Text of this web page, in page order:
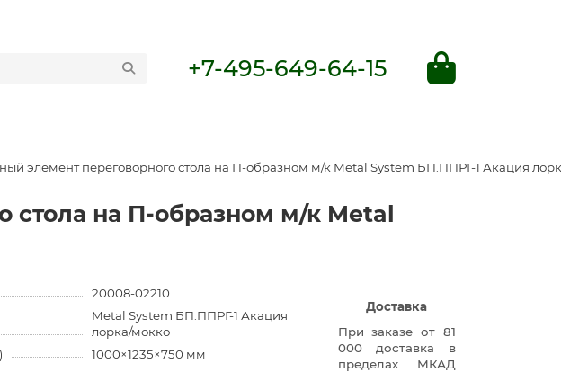
+7-495-649-64-15
элемент переговорного стола на П-образном м/к Metal System БП.ППРГ-1 Акация
стола на П-образном м/к Metal
20008-02210
Metal System БП.ППРГ-1 Акация
лорка/мокко
1000×1235×750 мм
Доставка
При заказе от 81
000 доставка в
пределах МКАД